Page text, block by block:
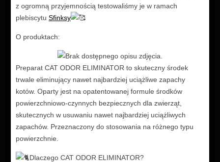
z ogromną przyjemnością testowaliśmy je w ramach
plebiscytu Sfinksy
O produktach:
Preparat CAT ODOR ELIMINATOR to skuteczny środek
trwale eliminujący nawet najbardziej uciążliwe zapachy
kotów. Oparty jest na opatentowanej formule środków
powierzchniowo-czynnych bezpiecznych dla zwierząt,
skutecznych w usuwaniu nawet najbardziej uciążliwych
zapachów. Przeznaczony do stosowania na różnego typu
powierzchnie.
Dlaczego CAT ODOR ELIMINATOR?